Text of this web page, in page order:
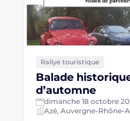
Rallye touristique
Balade
d’automne
dimanche 18 octobre
Azé, Auvergne-Rhône-